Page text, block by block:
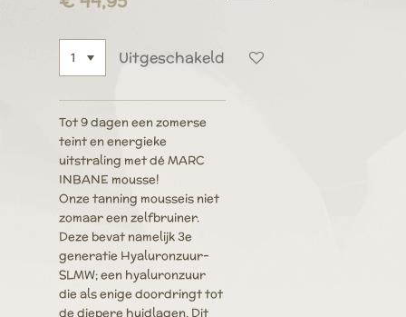
Uitgeschakeld
Tot 9 dagen een zomerse
teint en energieke
uitstraling met déMARC
INBANE mousse!
Onzetanning mousseis niet
zomaar een zelfbruiner.
Deze bevat namelijk 3e
generatie Hyaluronzuur-
SLMW; een hyaluronzuur
die als enige doordringt tot
de diepere huidlagen. Dit